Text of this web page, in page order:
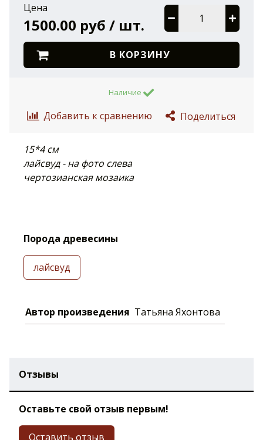
Цена
1500.00 руб / шт.
В КОРЗИНУ
Наличие
Добавить к сравнению Поделиться
15*4 см
лайсвуд - на фото слева
чертозианская мозаика
Порода древесины
лайсвуд
Автор произведения Татьяна Яхонтова
Отзывы
Оставьте свой отзыв первым!
Оставить отзыв